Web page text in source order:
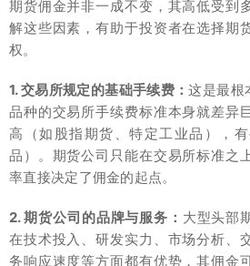
期货佣金并非一成不变，其高低受到
解这些因素，有助于投资者在选择期
权。
1. 交易所规定的基础手续费：这是最根
品种的交易所手续费标准本身就差异
高（如股指期货、特定工业品），
品）。期货公司只能在交易所标准之
率直接决定了佣金的起点。
2. 期货公司的品牌与服务： 大型头部
在技术投入、研发实力、市场分析、
务响应速度等方面都有优势，其佣金